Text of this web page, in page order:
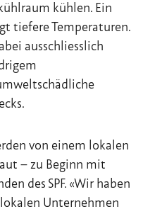
kühlen. Ein
tiefere Temperaturen.
ausschliesslich
von einem lokalen
– zu Beginn mit
des SPF. «Wir haben
Unternehmen